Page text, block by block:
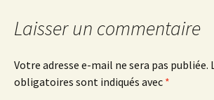
Laisser un commentaire
Votre adresse e-mail ne sera pas publiée.
obligatoires sont indiqués avec *